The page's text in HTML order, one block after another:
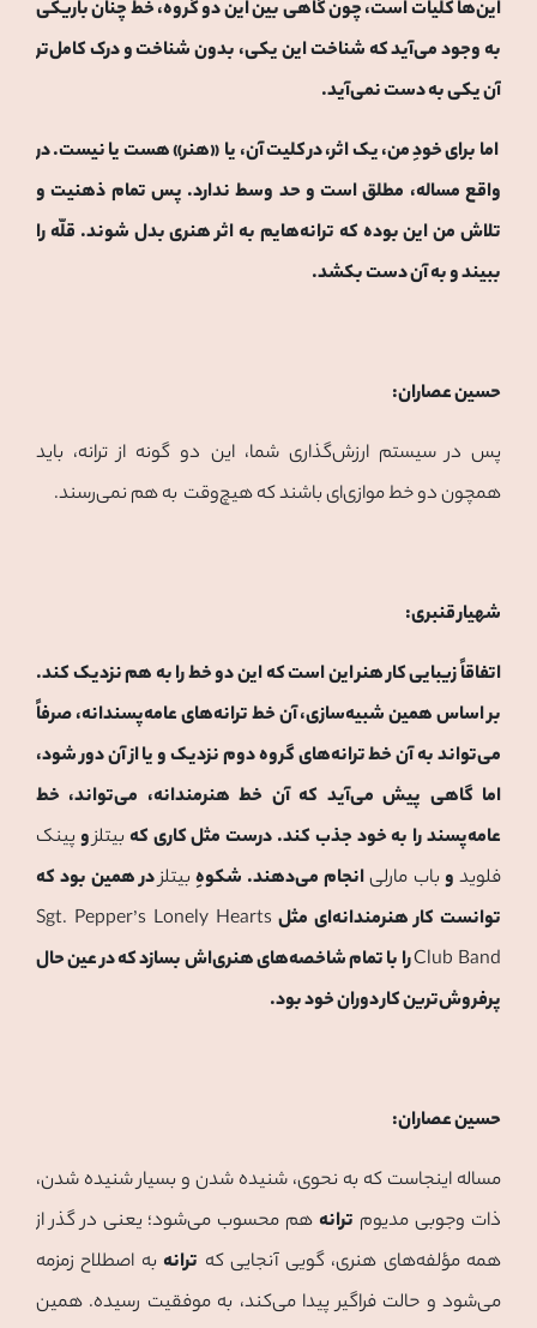
این‌ها کلیات است، چون گاهی بین این دو گروه، خط چنان باریکی
به وجود می‌آید که شناخت این یکی، بدون شناخت و درک کامل‌تر
آن یکی به دست نمی‌آید.
اما برای خودِ من، یک اثر، در کلیت آن، یا «هنر» هست یا نیست. در
واقع مساله، مطلق است و حد وسط ندارد. پس تمام ذهنیت و
تلاش من این بوده که ترانه‌هایم به اثر هنری بدل شوند. قلّه را
ببیند و به آن دست بکشد.
حسین عصاران:
پس در سیستم ارزش‌گذاری شما، این دو گونه از ترانه، باید
همچون دو خط موازی‌ای باشند که هیچ‌وقت به هم نمی‌رسند.
شهیار قنبری:
اتفاقاً زیبایی کار هنر این است که این دو خط را به هم نزدیک کند.
بر اساس همین شبیه‌سازی، آن خط ترانه‌های عامه‌پسندانه، صرفاً
می‌تواند به آن خط ترانه‌های گروه دوم نزدیک و یا از آن دور شود،
اما گاهی پیش می‌آید که آن خط هنرمندانه، می‌تواند، خط
عامه‌پسند را به خود جذب کند. درست مثل کاری که بیتلزو پینک
فلوید و باب مارلیانجام می‌دهند. شکوهِ بیتلزدر همین بود که
توانست کار هنرمندانه‌ای مثل Sgt. Pepper’s Lonely Hearts
Club Bandرا با تمام شاخصه‌های هنری‌اش بسازد که در عین حال
پرفروش‌ترین کار دوران خود بود.
حسین عصاران:
مساله اینجاست که به نحوی، شنیده شدن و بسیار شنیده شدن،
ذات وجوبی مدیوم ترانه هم محسوب می‌شود؛ یعنی در گذر از
همه مؤلفه‌های هنری، گویی آنجایی که ترانه به اصطلاح زمزمه
می‌شود و حالت فراگیر پیدا می‌کند، به موفقیت رسیده. همین